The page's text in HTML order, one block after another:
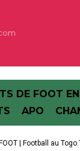
DE FOOT
APO
| Football au